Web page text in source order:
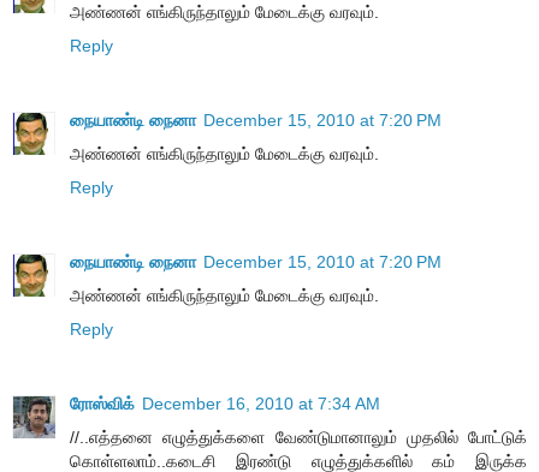
அண்ணன் எங்கிருந்தாலும் மேடைக்கு வரவும்.
Reply
நையாண்டி நைனா December 15, 2010 at 7:20 PM
அண்ணன் எங்கிருந்தாலும் மேடைக்கு வரவும்.
Reply
நையாண்டி நைனா December 15, 2010 at 7:20 PM
அண்ணன் எங்கிருந்தாலும் மேடைக்கு வரவும்.
Reply
ரோஸ்விக் December 16, 2010 at 7:34 AM
//..எத்தனை எழுத்துக்களை வேண்டுமானாலும் முதலில் போட்டுக்
கொள்ளலாம்..கடைசி இரண்டு எழுத்துக்களில் கம் இருக்க